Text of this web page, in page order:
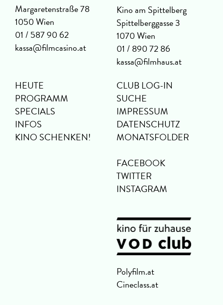
Margaretenstraße 78
1050 Wien
01 / 587 90 62
kassa@filmcasino.at
Kino am Spittelberg
Spittelberggasse 3
1070 Wien
01 / 890 72 86
kassa@filmhaus.at
HEUTE
PROGRAMM
SPECIALS
INFOS
KINO SCHENKEN!
CLUB LOG-IN
SUCHE
IMPRESSUM
DATENSCHUTZ
MONATSFOLDER
FACEBOOK
TWITTER
INSTAGRAM
Polyfilm.at
Cineclass.at